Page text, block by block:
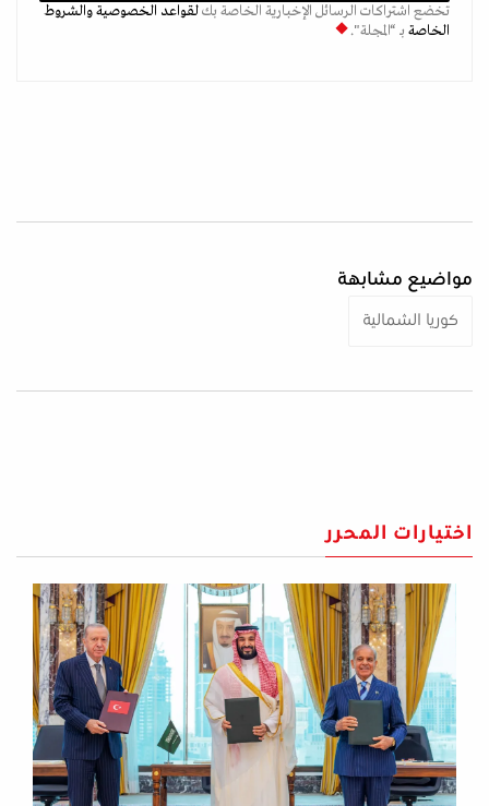
تخضع اشتراكات الرسائل الإخبارية الخاصة بكلقواعد الخصوصيةوالشروط
الخاصة بـ “المجلة".
مواضيع مشابهة
كوريا الشمالية
اختيارات المحرر